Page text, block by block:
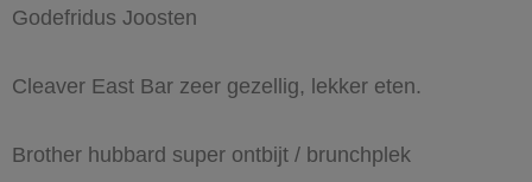
Godefridus Joosten
Cleaver East Bar zeer gezellig, lekker eten.
Brother hubbard super ontbijt / brunchplek